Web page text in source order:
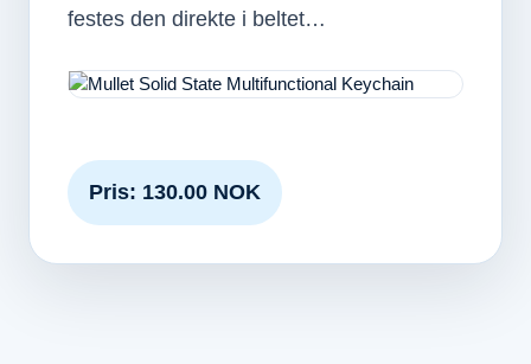
festes den direkte i beltet…
Pris: 130.00 NOK